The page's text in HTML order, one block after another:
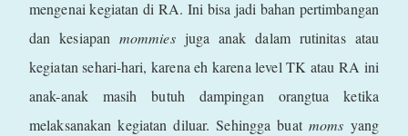
mengenai kegiatan di RA. Ini bisa jadi bahan pertimbangan
dan kesiapan mommiesjuga anak dalam rutinitas atau
kegiatan sehari-hari, karena eh karena level TK atau RA ini
anak-anak masih butuh dampingan orangtua ketika
melaksanakan kegiatan diluar. Sehingga buat moms yang